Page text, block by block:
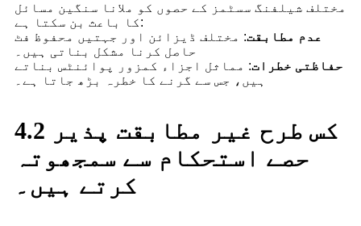
مختلف شیلفنگ سسٹمز کے حصوں کو ملانا سنگین مسائل
کا باعث بن سکتا ہے:
عدم مطابقت: مختلف ڈیزائن اور جہتیں محفوظ فٹ
حاصل کرنا مشکل بناتی ہیں۔
حفاظتی خطرات: مماثل اجزاء کمزور پوائنٹس بناتے
ہیں، جس سے گرنے کا خطرہ بڑھ جاتا ہے۔
4.2 کس طرح غیر مطابقت پذیر
حصے استحکام سے سمجھوتہ
کرتے ہیں۔